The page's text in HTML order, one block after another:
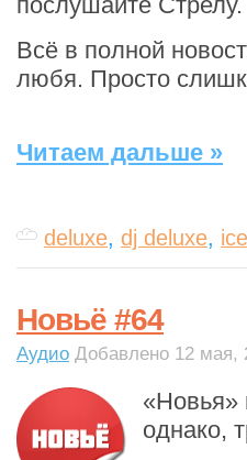
Всё в полной
любя. Просто
Читаем дальше »
deluxe, dj deluxe,
Новьё #64
Аудио Добавлено 12 мая,
«Новья»
однако,